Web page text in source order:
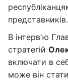
представників.
В інтервʼю
стратегій
включати в
може він